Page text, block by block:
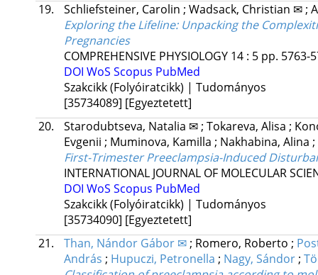
19.
Schliefsteiner, Carolin ; Wadsack, Christian ✉ ;
Exploring the Lifeline: Unpacking the
Pregnancies
COMPREHENSIVE PHYSIOLOGY 14: 5 pp. 5763-
DOI WoS Scopus PubMed
Szakcikk (Folyóiratcikk) | Tudományos
[35734089] [Egyeztetett]
20.
Starodubtseva, Natalia ✉ ; Tokareva, Alisa ;
Evgenii ; Muminova, Kamilla ; Nakhabina, Alina ;
First-Trimester Preeclampsia-Induced
INTERNATIONAL JOURNAL OF MOLECULAR
DOI WoS Scopus PubMed
Szakcikk (Folyóiratcikk) | Tudományos
[35734090] [Egyeztetett]
21.
Than, Nándor Gábor ✉ ; Romero, Roberto ;
András ; Hupuczi, Petronella ; Nagy, Sándor ;